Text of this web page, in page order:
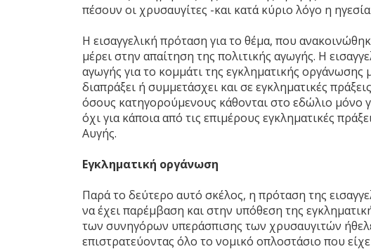
πέσουν οι χρυσαυγίτες -και κατά κύριο λόγο η
Η εισαγγελική πρόταση για το θέμα, που
μέρει στην απαίτηση της πολιτικής αγωγής. Η
αγωγής για το κομμάτι της εγκληματικής
διαπράξει ή συμμετάσχει και σε εγκληματικές
όσους κατηγορούμενους κάθονται στο εδώλιο μόνο
όχι για κάποια από τις επιμέρους εγκληματικές
Αυγής.
Εγκληματική οργάνωση
Παρά το δεύτερο αυτό σκέλος, η πρόταση της
να έχει παρέμβαση και στην υπόθεση της
των συνηγόρων υπεράσπισης των χρυσαυγιτών
επιστρατεύοντας όλο το νομικό οπλοστάσιο που